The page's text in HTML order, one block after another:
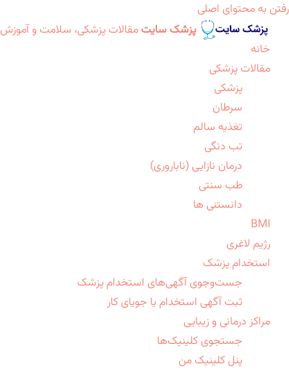
رفتن به محتوای اصلی
پزشک سایت مقالات پزشکی، سلامت و آموزش
خانه
مقالات پزشکی
پزشکی
سرطان
تغذیه سالم
تب دنگی
درمان نازایی (ناباروری)
طب سنتی
دانستنی ها
BMI
رژیم لاغری
استخدام پزشک
جست‌وجوی آگهی‌های استخدام پزشک
ثبت آگهی استخدام یا جویای کار
مراکز درمانی و زیبایی
جستجوی کلینیک‌ها
پنل کلینیک من